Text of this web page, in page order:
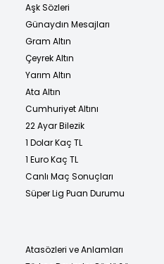
Aşk Sözleri
Günaydın Mesajları
Gram Altın
Çeyrek Altın
Yarım Altın
Ata Altın
Cumhuriyet Altını
22 Ayar Bilezik
1 Dolar Kaç TL
1 Euro Kaç TL
Canlı Maç Sonuçları
Süper Lig Puan Durumu
Atasözleri ve Anlamları